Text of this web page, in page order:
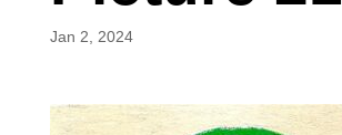
Jan 2, 2024